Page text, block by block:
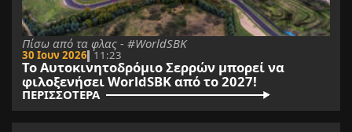
Πίσω από τα φλας - #WorldSBK
30 Ιουν 2026 11:23
Το Αυτοκινητοδρόμιο Σερρών μπορεί να
φιλοξενήσει WorldSBK από το 2027!
ΠΕΡΙΣΣΟΤΕΡΑ